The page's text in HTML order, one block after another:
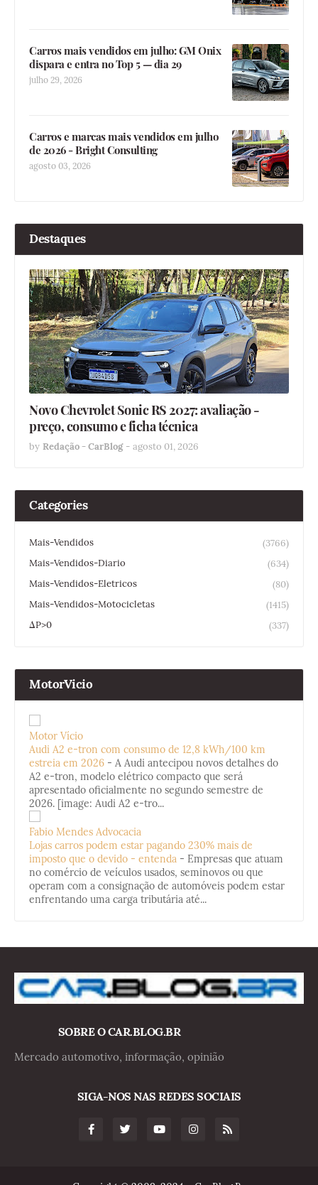
Carros mais vendidos em julho: GM Onix
dispara e entra no Top 5 — dia 29
julho 29, 2026
Carros e marcas mais vendidos em julho
de 2026 - Bright Consulting
agosto 03, 2026
Destaques
Novo Chevrolet Sonic RS 2027: avaliação -
preço, consumo e ficha técnica
by Redação - CarBlog - agosto 01, 2026
Categories
Mais-Vendidos
(3766)
Mais-Vendidos-Diario
(634)
Mais-Vendidos-Eletricos
(80)
Mais-Vendidos-Motocicletas
(1415)
ΔP>0
(337)
MotorVicio
Motor Vício
Audi A2 e-tron com consumo de 12,8 kWh/100 km
estreia em 2026 - A Audi antecipou novos detalhes do
A2 e-tron, modelo elétrico compacto que será
apresentado oficialmente no segundo semestre de
2026. [image: Audi A2 e-tro...
Fabio Mendes Advocacia
Lojas carros podem estar pagando 230% mais de
imposto que o devido - entenda - Empresas que atuam
no comércio de veículos usados, seminovos ou que
operam com a consignação de automóveis podem estar
enfrentando uma carga tributária até...
SOBRE O CAR.BLOG.BR
Mercado automotivo, informação, opinião
SIGA-NOS NAS REDES SOCIAIS